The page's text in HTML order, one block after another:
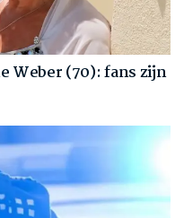
Weber (70): fans zijn